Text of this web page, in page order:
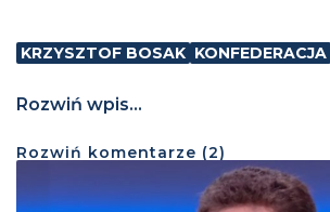
KRZYSZTOF BOSAK KONFEDERACJA
Rozwiń wpis...
Rozwiń komentarze (2)